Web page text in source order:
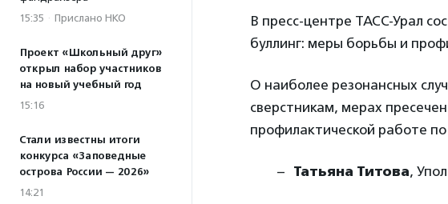
15:35 · Прислано НКО
Проект «Школьный друг»
открыл набор участников
на новый учебный год
15:16
Стали известны итоги
конкурса «Заповедные
острова России — 2026»
14:21
В пресс-центре ТАСС-Урал
буллинг: меры борьбы и
О наиболее резонансных
сверстникам, мерах
профилактической работе
Татьяна Титова,